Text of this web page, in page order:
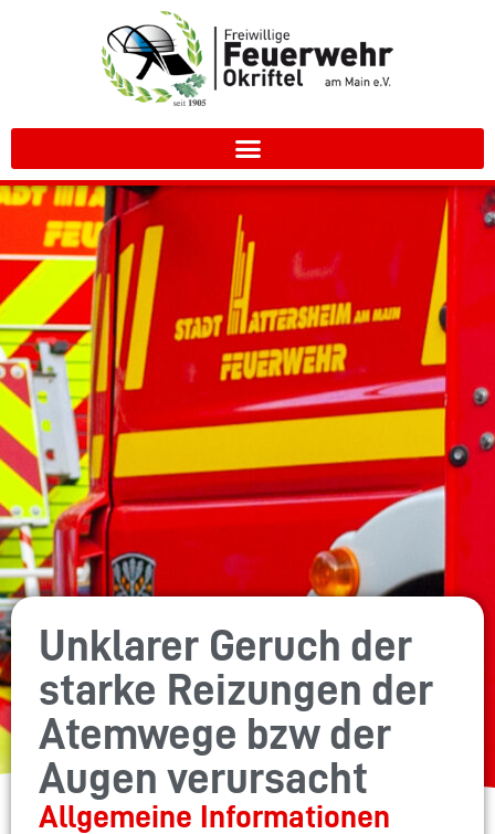
Unklarer Geruch der
starke Reizungen der
Atemwege bzw der
Augen verursacht
Allgemeine Informationen